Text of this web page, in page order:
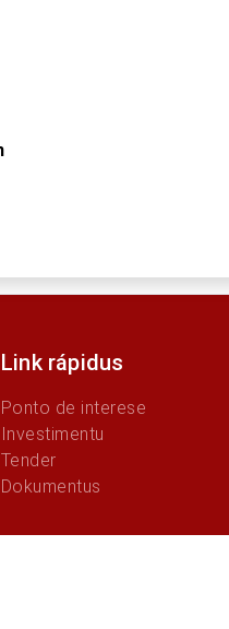
Link rápidus
Ponto de interese
Investimentu
Tender
Dokumentus